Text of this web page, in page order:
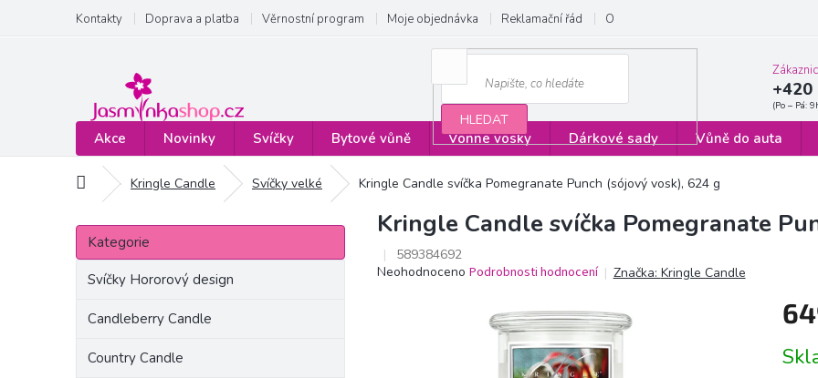
obsah
Kontakty Doprava a platba Věrnostní program Moje objednávka Reklamační řád Obchodní podmínky
HLEDAT
+420
Akce Novinky Svíčky Bytové vůně Vonné vosky Dárkové sady Vůně do auta
Domů Kringle Candle Svíčky velké Kringle Candle svíčka Pomegranate Punch (sójový vosk), 624 g
P
s
Přeskočit
kategorie
Kategorie
Svíčky Hororový design
Candleberry Candle
Country Candle
Kringle Candle svíčka Pomegranate
589384692
Průměrné
Neohodnoceno Podrobnosti hodnocení Značka: Kringle Candle
cena: